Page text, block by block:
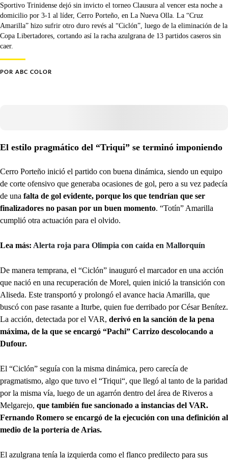
Sportivo Trinidense dejó sin invicto el torneo Clausura al vencer esta noche a
domicilio por 3-1 al líder, Cerro Porteño, en La Nueva Olla. La “Cruz
Amarilla” hizo sufrir otro duro revés al “Ciclón”, luego de la eliminación de la
Copa Libertadores, cortando así la racha azulgrana de 13 partidos caseros sin
caer.
POR ABC COLOR
El estilo pragmático del “Triqui” se terminó imponiendo
Cerro Porteño inició el partido con buena dinámica, siendo un equipo
de corte ofensivo que generaba ocasiones de gol, pero a su vez padecía
de una falta de gol evidente, porque los que tendrían que ser
finalizadores no pasan por un buen momento. “Totín” Amarilla
cumplió otra actuación para el olvido.
Lea más: Alerta roja para Olimpia con caída en Mallorquín
De manera temprana, el “Ciclón” inauguró el marcador en una acción
que nació en una recuperación de Morel, quien inició la transición con
Aliseda. Este transportó y prolongó el avance hacia Amarilla, que
buscó con pase rasante a Iturbe, quien fue derribado por César Benítez.
La acción, detectada por el VAR, derivó en la sanción de la pena
máxima, de la que se encargó “Pachi” Carrizo descolocando a
Dufour.
El “Ciclón” seguía con la misma dinámica, pero carecía de
pragmatismo, algo que tuvo el “Triqui“, que llegó al tanto de la paridad
por la misma vía, luego de un agarrón dentro del área de Riveros a
Melgarejo, que también fue sancionado a instancias del VAR.
Fernando Romero se encargó de la ejecución con una definición al
medio de la portería de Arias.
El azulgrana tenía la izquierda como el flanco predilecto para sus